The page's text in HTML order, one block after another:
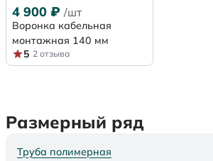
4 900 ₽ /шт
Воронка кабельная
монтажная 140 мм
5 2 отзыва
Размерный ряд
Труба полимерная